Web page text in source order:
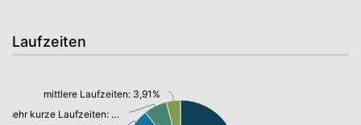
Laufzeiten
sehr kurze Laufzeiten: 6,47%
mittlere Laufzeiten: 3,91%